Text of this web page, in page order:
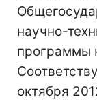
научно-
программы
октября